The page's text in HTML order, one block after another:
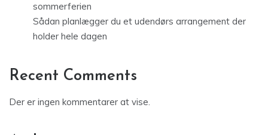
sommerferien
Sådan planlægger du et udendørs arrangement der
holder hele dagen
Recent Comments
Der er ingen kommentarer at vise.